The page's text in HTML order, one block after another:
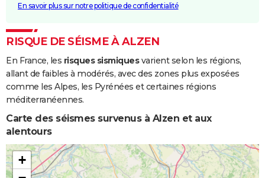
En savoir plus sur notre politique de confidentialité
RISQUE DE SÉISME À ALZEN
En France, les risques sismiquesvarient selon les régions,
allant de faibles à modérés, avec des zones plus exposées
comme les Alpes, les Pyrénées et certaines régions
méditerranéennes.
Carte des séismes survenus à Alzen et aux
alentours
+